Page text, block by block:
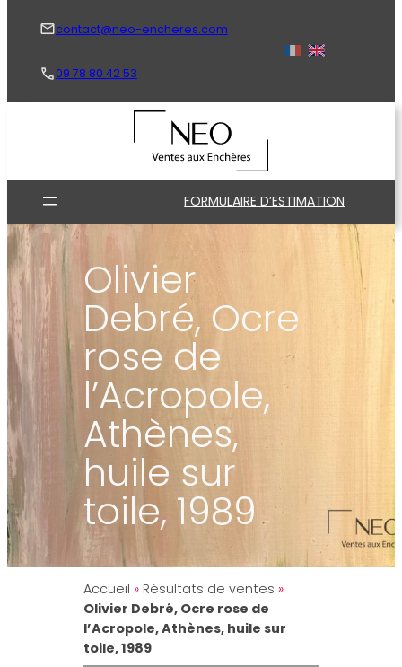
contact@neo-encheres.com
09 78 80 42 53
FORMULAIRE D’ESTIMATION
Olivier
Debré, Ocre
rose de
l’Acropole,
Athènes,
huile sur
toile, 1989
Accueil » Résultats de ventes »
Olivier Debré, Ocre rose de
l’Acropole, Athènes, huile sur
toile, 1989